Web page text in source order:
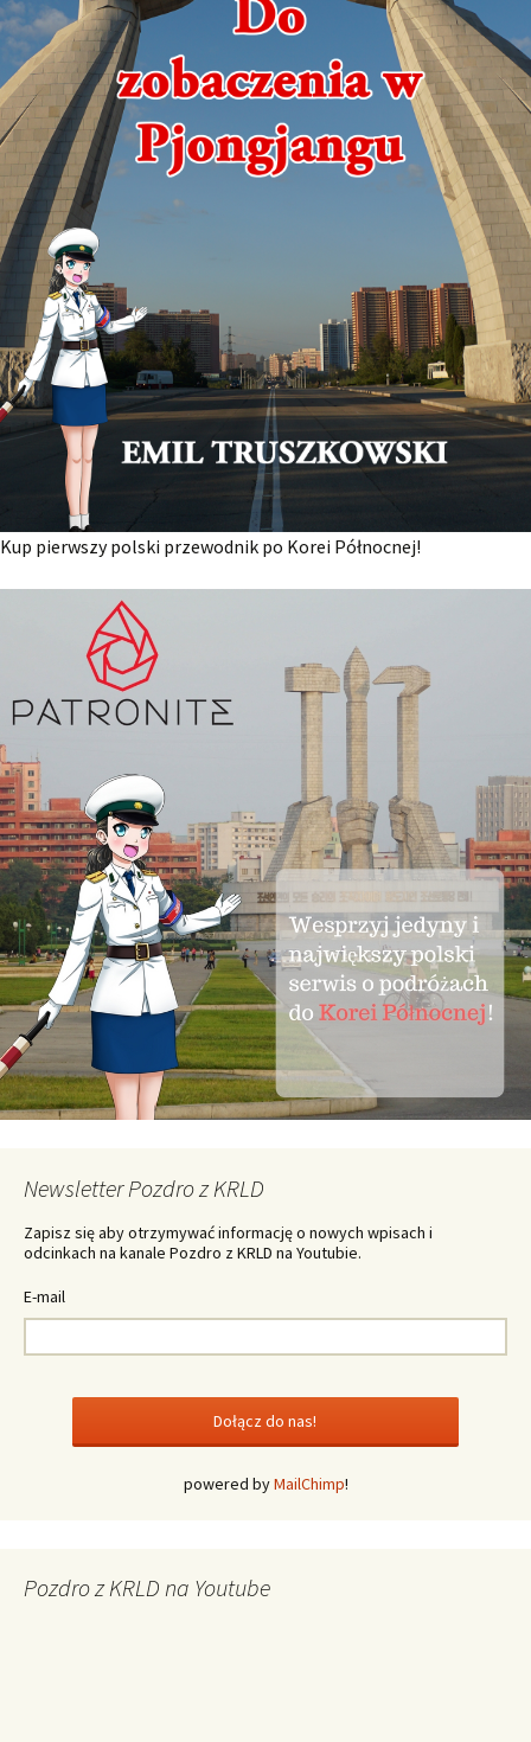
Kup pierwszy polski przewodnik po Korei Północnej!
Newsletter Pozdro z KRLD
Zapisz się aby otrzymywać informację o nowych wpisach i
odcinkach na kanale Pozdro z KRLD na Youtubie.
E-mail
powered byMailChimp!
Pozdro z KRLD na Youtube